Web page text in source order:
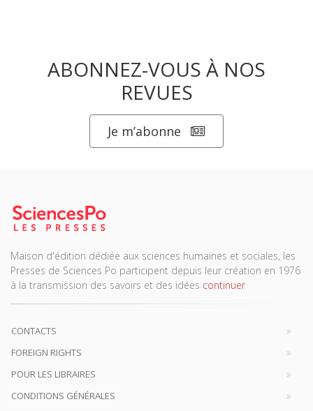
ABONNEZ-VOUS À NOS
REVUES
Je m’abonne
Maison d'édition dédiée aux sciences humaines et sociales, les
Presses de Sciences Po participent depuis leur création en 1976
à la transmission des savoirs et des idées continuer
CONTACTS
FOREIGN RIGHTS
POUR LES LIBRAIRES
CONDITIONS GÉNÉRALES